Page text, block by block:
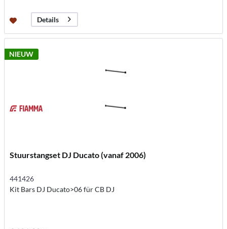
Details
NIEUW
Stuurstangset DJ Ducato (vanaf 2006)
441426
Kit Bars DJ Ducato>06 für CB DJ